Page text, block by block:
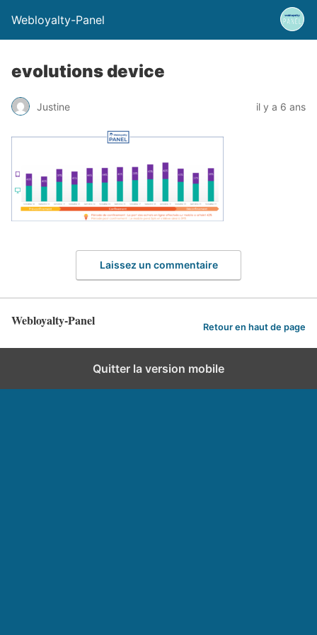
Webloyalty-Panel
evolutions device
Justine il y a 6 ans
Laissez un commentaire
Webloyalty-Panel Retour en haut de page
Quitter la version mobile